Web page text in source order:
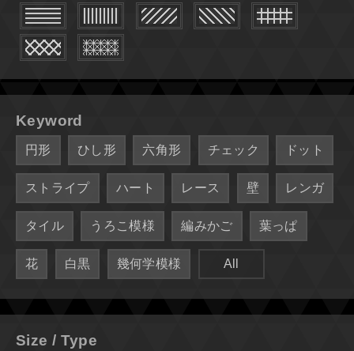
Keyword
円形 ひし形 六角形 チェック ドット
ストライプ ハート レース 壁 レンガ
タイル うろこ模様 編みかご 葉っぱ
花 白黒 幾何学模様 All
Size / Type